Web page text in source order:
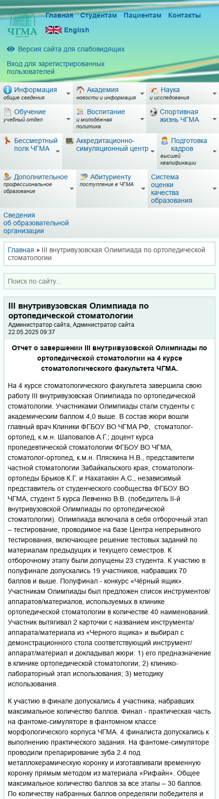
Главная Студентам Пациентам
Контакты
English
Версия сайта для слабовидящих
Вход для зарегистрированных
пользователей
Информация
общие сведения
Академия
новости и информация
Наука
и исследования
Обучение
учебный отдел
Воспитание
и молодёжная
политика
Спортивная
жизнь ЧГМА
Бессмертный
полк ЧГМА
Аккредитационно-
симуляционный центр
Подготовка
кадров
высшей
квалификации
Дополнительное
профессиональное
образование
Абитуриенту
поступление в ЧГМА
Система
оценки
качества
образования
Сведения
об образовательной
организации
Главная » III внутривузовская Олимпиада по ортопедической
стоматологии
III внутривузовская Олимпиада по
ортопедической стоматологии
Администратор сайта, Администратор сайта
22.05.2025 09:37
Отчет о завершении III внутривузовской Олимпиады по
ортопедической стоматологии на 4 курсе
стоматологического факультета ЧГМА.
На 4 курсе стоматологического факультета завершила свою
работу III внутривузовская Олимпиада по ортопедической
стоматологии. Участниками Олимпиады стали студенты с
академическим баллом 4,0 выше. В состав жюри вошли
главный врач Клиники ФГБОУ ВО ЧГМА РФ, стоматолог-
ортопед, к.м.н. Шаповалов А.Г.; доцент курса
пропедевтической стоматологии ФГБОУ ВО ЧГМА,
стоматолог-ортопед, к.м.н. Пляскина Н.В., представители
частной стоматологии Забайкальского края, стоматологи-
ортопеды Брыков К.Г. и Нахатакян А.С., независимый
представитель от студенческого сообщества ФГБОУ ВО
ЧГМА, студент 5 курса Левченко В.В. (победитель II-й
внутривузовской Олимпиады по ортопедической
стоматологии). Олимпиада включала в себя отборочный этап
– тестирование, проводимое на базе Центра непрерывного
тестирования, включающее решение тестовых заданий по
материалам предыдущих и текущего семестров. К
отборочному этапу были допущены 23 студента. К участию в
полуфинале допускались 19 участников, набравших 70
баллов и выше. Полуфинал - конкурс «Чёрный ящик».
Участникам Олимпиады был предложен список инструментов/
аппаратов/материалов, используемых в клинике
ортопедической стоматологии в количестве 40 наименований.
Участник вытягивал 2 карточки с названием инструмента/
аппарата/материала из «Черного ящика» и выбирал с
демонстрационного стола соответствующий инструмент/
аппарат/материал и докладывал жюри: 1) его предназначение
в клинике ортопедической стоматологии; 2) клинико-
лабораторный этап использования; 3) методику
использования.
К участию в финале допускались 4 участника, набравших
максимальное количество баллов. Финал - практическая часть
на фантоме-симуляторе в фантомном классе
морфологического корпуса ЧГМА. 4 финалиста допускались к
выполнению практического задания. На фантоме-симуляторе
проводили препарирование зуба 2.4 под
металлокерамическую коронку и изготавливали временную
коронку прямым методом из материала «Рифайн». Общее
максимальное количество баллов за все этапы – 30 баллов.
По количеству набранных баллов определяли победителя и